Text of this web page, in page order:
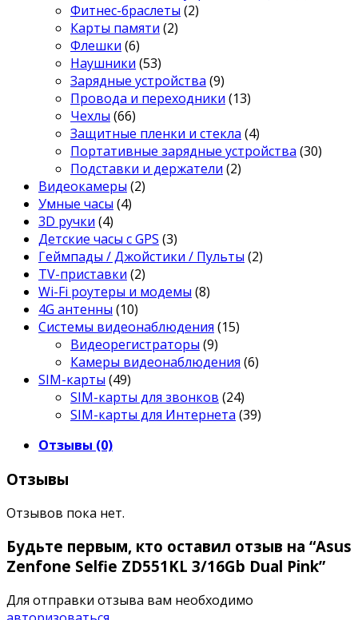
Фитнес-браслеты (2)
Карты памяти (2)
Флешки (6)
Наушники (53)
Зарядные устройства (9)
Провода и переходники (13)
Чехлы (66)
Защитные пленки и стекла (4)
Портативные зарядные устройства (30)
Подставки и держатели (2)
Видеокамеры (2)
Умные часы (4)
3D ручки (4)
Детские часы с GPS (3)
Геймпады / Джойстики / Пульты (2)
TV-приставки (2)
Wi-Fi роутеры и модемы (8)
4G антенны (10)
Системы видеонаблюдения (15)
Видеорегистраторы (9)
Камеры видеонаблюдения (6)
SIM-карты (49)
SIM-карты для звонков (24)
SIM-карты для Интернета (39)
Отзывы (0)
Отзывы
Отзывов пока нет.
Будьте первым, кто оставил отзыв на “Asus
Zenfone Selfie ZD551KL 3/16Gb Dual Pink”
Для отправки отзыва вам необходимо